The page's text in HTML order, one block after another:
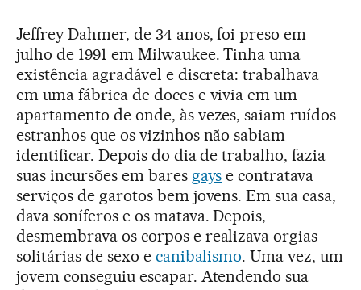
Jeffrey Dahmer, de 34 anos, foi preso em
julho de 1991 em Milwaukee. Tinha uma
existência agradável e discreta: trabalhava
em uma fábrica de doces e vivia em um
apartamento de onde, às vezes, saiam ruídos
estranhos que os vizinhos não sabiam
identificar. Depois do dia de trabalho, fazia
suas incursões em bares gays e contratava
serviços de garotos bem jovens. Em sua casa,
dava soníferos e os matava. Depois,
desmembrava os corpos e realizava orgias
solitárias de sexo e canibalismo. Uma vez, um
jovem conseguiu escapar. Atendendo sua